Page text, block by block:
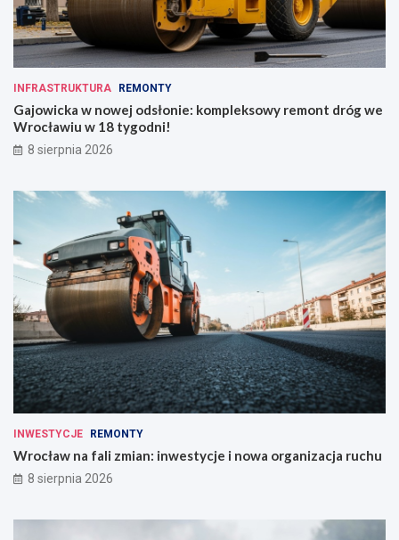
INFRASTRUKTURA REMONTY
Gajowicka w nowej odsłonie: kompleksowy remont dróg we
Wrocławiu w 18 tygodni!
8 sierpnia 2026
INWESTYCJE REMONTY
Wrocław na fali zmian: inwestycje i nowa organizacja ruchu
8 sierpnia 2026